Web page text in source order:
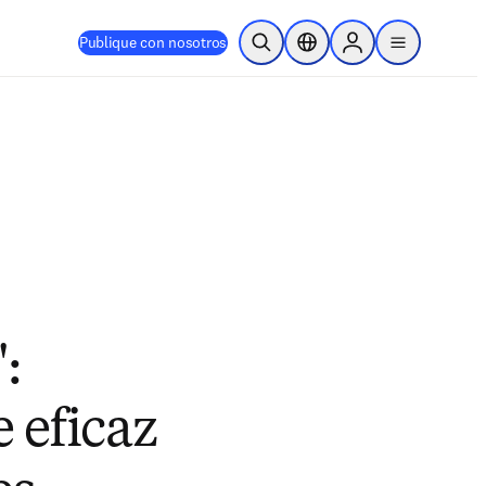
Publique con nosotros Abrir búsquedaSelector de ubicación
Sign in to products
menu
eficaz